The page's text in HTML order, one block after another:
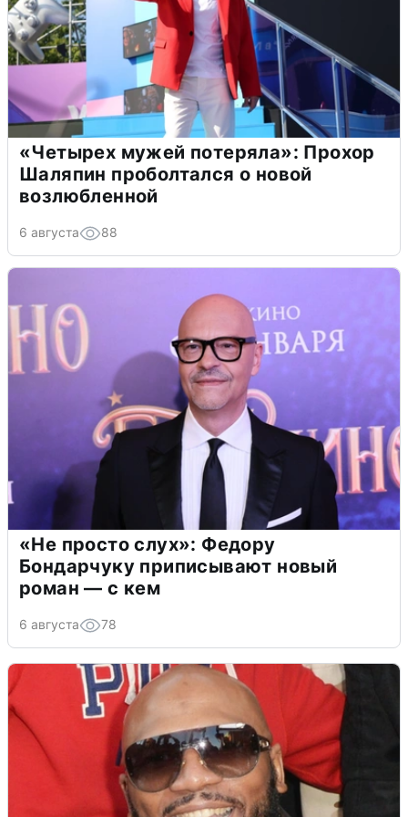
«Четырех мужей потеряла»: Прохор
Шаляпин проболтался о новой
возлюбленной
6 августа 88
«Не просто слух»: Федору
Бондарчуку приписывают новый
роман — с кем
6 августа 78